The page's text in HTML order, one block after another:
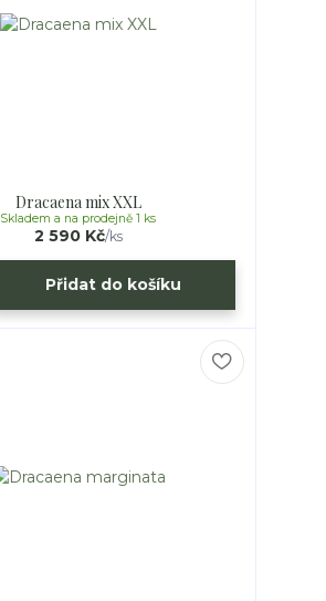
Dracaena mix XXL
2 590 Kč/ks
Skladem a na prodejně 1 ks
Přidat do košíku